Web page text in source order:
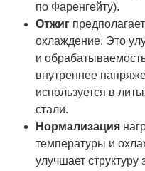
по Фаренгейту).
Отжиг
охлаждение. Это
и
внутреннее
используется в
стали.
Нормализация
температуры и
улучшает